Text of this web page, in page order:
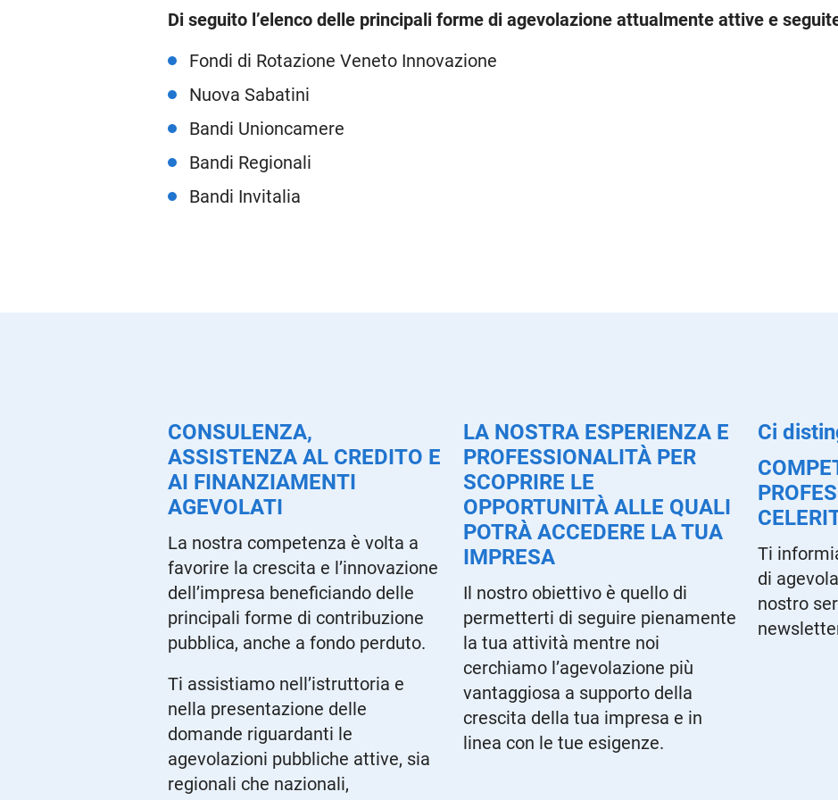
Di seguito l’elenco delle principali forme di agevolazione attualmente attive e
Fondi di Rotazione Veneto Innovazione
Nuova Sabatini
Bandi Unioncamere
Bandi Regionali
Bandi Invitalia
CONSULENZA,
ASSISTENZA AL CREDITO E
AI FINANZIAMENTI
AGEVOLATI
La nostra competenza è volta a
favorire la crescita e l’innovazione
dell’impresa beneficiando delle
principali forme di contribuzione
pubblica, anche a fondo perduto.
Ti assistiamo nell’istruttoria e
nella presentazione delle
domande riguardanti le
agevolazioni pubbliche attive, sia
regionali che nazionali,
LA NOSTRA ESPERIENZA E
PROFESSIONALITÀ PER
SCOPRIRE LE
OPPORTUNITÀ ALLE QUALI
POTRÀ ACCEDERE LA TUA
IMPRESA
Il nostro obiettivo è quello di
permetterti di seguire pienamente
la tua attività mentre noi
cerchiamo l’agevolazione più
vantaggiosa a supporto della
crescita della tua impresa e in
linea con le tue esigenze.
Ci
Ti
di
nostro